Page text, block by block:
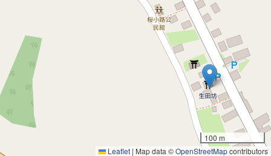
100 m
Leaflet | Map data ©OpenStreetMapcontributors